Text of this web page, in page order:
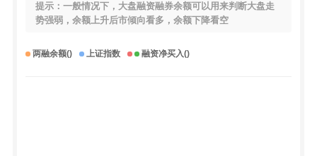
提示：一般情况下，大盘融资融券余额可以用来判断大盘走
势强弱，余额上升后市倾向看多，余额下降看空
两融余额() 上证指数 融资净买入()